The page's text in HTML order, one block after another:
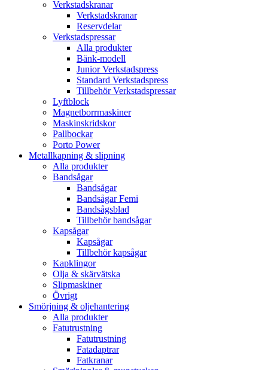
Verkstadskranar
Verkstadskranar
Reservdelar
Verkstadspressar
Alla produkter
Bänk-modell
Junior Verkstadspress
Standard Verkstadspress
Tillbehör Verkstadspressar
Lyftblock
Magnetborrmaskiner
Maskinskridskor
Pallbockar
Porto Power
Metallkapning & slipning
Alla produkter
Bandsågar
Bandsågar
Bandsågar Femi
Bandsågsblad
Tillbehör bandsågar
Kapsågar
Kapsågar
Tillbehör kapsågar
Kapklingor
Olja & skärvätska
Slipmaskiner
Övrigt
Smörjning & oljehantering
Alla produkter
Fatutrustning
Fatutrustning
Fatadaptrar
Fatkranar